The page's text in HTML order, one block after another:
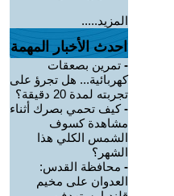
المزيد.....
احدث الأخبار المهمة
- تمرين بصعقات
كهربائية... هل تجرؤ على
تجربته لمدة 20 دقيقة؟
-كيف تحمي بصرك أثناء
مشاهدة كسوف
الشمس الكلي هذا
الشهر؟
- محافظة القدس:
العدوان على مخيم